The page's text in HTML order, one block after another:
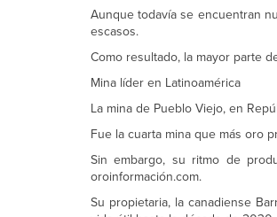
Aunque todavía se encuentran
escasos.
Como resultado, la mayor parte
Mina líder en Latinoamérica
La mina de Pueblo Viejo, en
Fue la cuarta mina que más oro
Sin embargo, su ritmo de
oroinformación.com.
Su propietaria, la canadiense